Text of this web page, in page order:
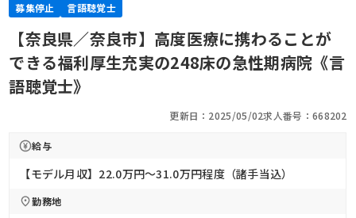
募集停止 言語聴覚士
【奈良県／奈良市】高度医療に携わることが
できる福利厚生充実の248床の急性期病院《言
語聴覚士》
更新日：2025/05/02求人番号：668202
給与
【モデル月収】22.0万円〜31.0万円程度（諸手当込）
勤務地